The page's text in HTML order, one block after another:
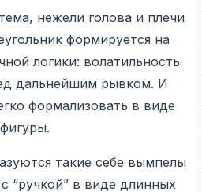
нежели голова и плечи
формируется на
логики: волатильность
дальнейшим рывком. И
формализовать в виде
такие себе вымпелы
“ручкой” в виде длинных